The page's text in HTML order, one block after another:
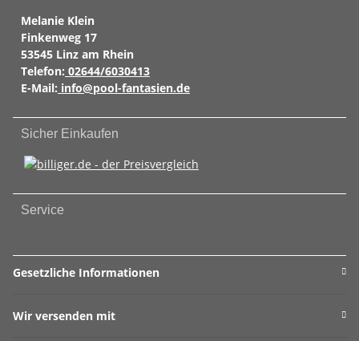
Melanie Klein
Finkenweg 17
53545 Linz am Rhein
Telefon: 02644/6030413
E-Mail: info@pool-fantasien.de
Sicher Einkaufen
Service
Gesetzliche Informationen
Wir versenden mit